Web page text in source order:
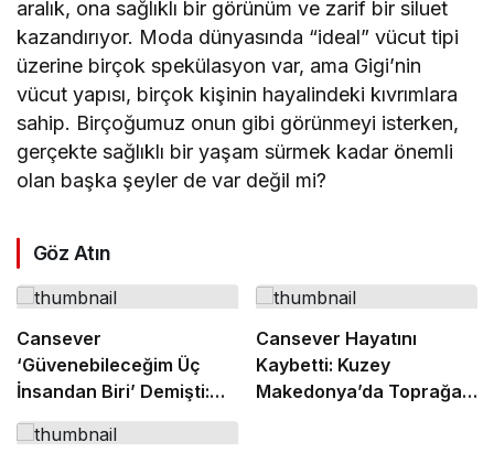
aralık, ona sağlıklı bir görünüm ve zarif bir siluet
kazandırıyor. Moda dünyasında “ideal” vücut tipi
üzerine birçok spekülasyon var, ama Gigi’nin
vücut yapısı, birçok kişinin hayalindeki kıvrımlara
sahip. Birçoğumuz onun gibi görünmeyi isterken,
gerçekte sağlıklı bir yaşam sürmek kadar önemli
olan başka şeyler de var değil mi?
Göz Atın
Cansever
‘Güvenebileceğim Üç
İnsandan Biri’ Demişti:
Mahmut Görgen’den
Cansever’e Duygusal
Cansever Hayatını
Kaybetti: Kuzey
Makedonya’da Toprağa